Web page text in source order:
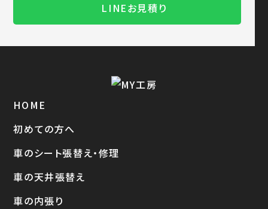
LINEお見積り
HOME
初めての方へ
車のシート張替え・修理
車の天井張替え
車の内張り